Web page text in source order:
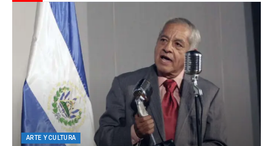
ARTE Y CULTURA